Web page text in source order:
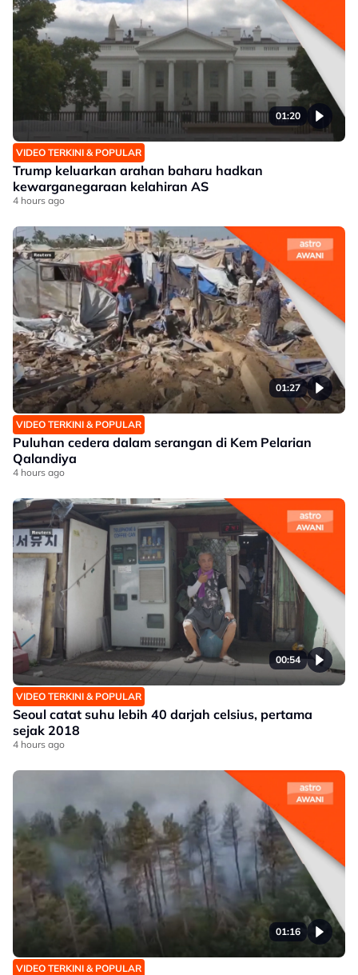
01:20
VIDEO TERKINI & POPULAR
Trump keluarkan arahan baharu hadkan
kewarganegaraan kelahiran AS
4 hours ago
01:27
VIDEO TERKINI & POPULAR
Puluhan cedera dalam serangan di Kem Pelarian
Qalandiya
4 hours ago
00:54
VIDEO TERKINI & POPULAR
Seoul catat suhu lebih 40 darjah celsius, pertama
sejak 2018
4 hours ago
01:16
VIDEO TERKINI & POPULAR